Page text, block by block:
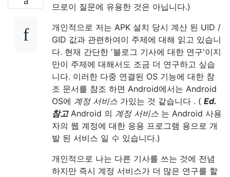
므로이 질문에 유용한 것은 아닙니다.)
개인적으로 저는 APK 설치 당시 계산 된 UID /
GID 값과 관련하여이 주제에 대해 읽고 있습니
다. 현재 간단한 '블로그 기사에 대한 연구'이지
만이 주제에 대해서도 조금 더 연구하고 싶습
니다. 이러한 다중 연결된 OS 기능에 대한 참
조 문서를 참조 하면 Android에서는 Android
OS에 계정 서비스 가있는 것 같습니다 . ( Ed.
참고Android 의 계정 서비스 는 Android 사용
자의 웹 계정에 대한 응용 프로그램 용으로 개
발 된 서비스 일 수 있습니다.)
개인적으로 나는 다른 기사를 쓰는 것에 전념
하지만 즉시 계정 서비스가 더 많은 연구를 할